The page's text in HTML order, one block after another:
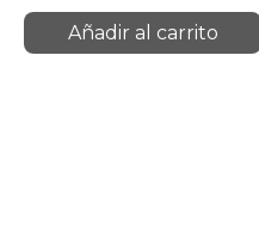
Añadir al carrito